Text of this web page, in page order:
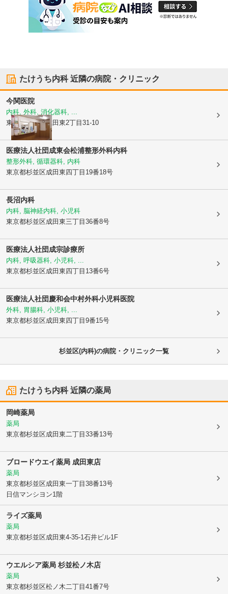
たけうち内科近隣の病院・クリニック
今関医院
内科, 外科, 消化器科, ...
東京都杉並区成田東2丁目31-10
医療法人社団成東会松浦整形外科内科
整形外科, 循環器科, 内科
東京都杉並区成田東四丁目19番18号
長沼内科
内科, 脳神経内科, 小児科
東京都杉並区成田東三丁目36番8号
医療法人社団成宗診療所
内科, 呼吸器科, 小児科, ...
東京都杉並区成田東四丁目13番6号
医療法人社団慶和会中村外科小児科医院
外科, 胃腸科, 小児科, ...
東京都杉並区成田東四丁目9番15号
杉並区(内科)の病院・クリニック一覧
たけうち内科近隣の薬局
岡崎薬局
薬局
東京都杉並区成田東二丁目33番13号
ブロードウエイ薬局 成田東店
薬局
東京都杉並区成田東一丁目38番13号
日信マンシヨン1階
ライズ薬局
薬局
東京都杉並区成田東4-35-1石井ビル1F
ウエルシア薬局 杉並松ノ木店
薬局
東京都杉並区松ノ木二丁目41番7号